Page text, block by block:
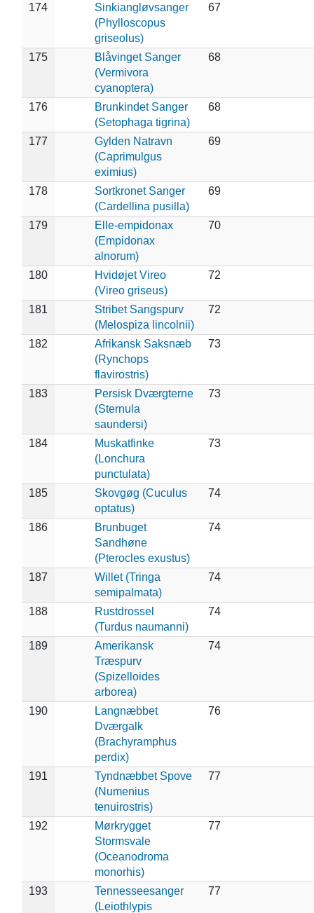
174
Sinkiangløvsanger
(Phylloscopus
griseolus)
67
175
Blåvinget Sanger
(Vermivora
cyanoptera)
68
176
Brunkindet Sanger
(Setophaga tigrina)
68
177
Gylden Natravn
(Caprimulgus
eximius)
69
178
Sortkronet Sanger
(Cardellina pusilla)
69
179
Elle-empidonax
(Empidonax
alnorum)
70
180
Hvidøjet Vireo
(Vireo griseus)
72
181
Stribet Sangspurv
(Melospiza lincolnii)
72
182
Afrikansk Saksnæb
(Rynchops
flavirostris)
73
183
Persisk Dværgterne
(Sternula
saundersi)
73
184
Muskatfinke
(Lonchura
punctulata)
73
185
Skovgøg (Cuculus
optatus)
74
186
Brunbuget
Sandhøne
(Pterocles exustus)
74
187
Willet (Tringa
semipalmata)
74
188
Rustdrossel
(Turdus naumanni)
74
189
Amerikansk
Træspurv
(Spizelloides
arborea)
74
190
Langnæbbet
Dværgalk
(Brachyramphus
perdix)
76
191
Tyndnæbbet Spove
(Numenius
tenuirostris)
77
192
Mørkrygget
Stormsvale
(Oceanodroma
monorhis)
77
193
Tennesseesanger
(Leiothlypis
77